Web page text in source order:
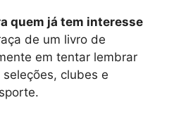
quem já tem interesse
de um livro de
em tentar lembrar
clubes e